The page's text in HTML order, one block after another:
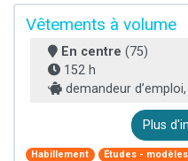
Vêtements à volume
En centre (75)
152 h
demandeur
Plus
Habillement Études -